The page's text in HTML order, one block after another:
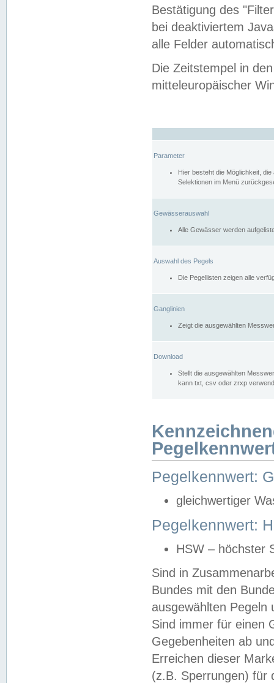
Bestätigung des
bei deaktiviertem
alle Felder
Die Zeitstempel in
mitteleuropäischer
Parameter
Hier besteht die Möglichkeit,
Selektionen im Menü
Gewässerauswahl
Alle Gewässer werden
Auswahl des Pegels
Die Pegellisten zeigen alle
Ganglinien
Zeigt die ausgewählten
Download
Stellt die ausgewählten
kann txt, csv oder zrxp
Pegelkennwert:
gleichwertiger
Pegelkennwert:
HSW – höchster
Sind in
Bundes mit den
ausgewählten
Sind immer für einen
Gegebenheiten ab
Erreichen dieser
(z.B. Sperrungen) für